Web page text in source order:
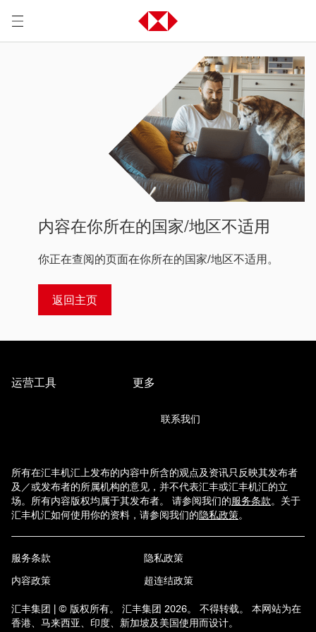
内容在你所在的国家/地区不适用
你正在查阅的页面在你所在的国家/地区不适用。
返回主页
运营工具 更多
联系我们
所有在汇丰机汇上发布的内容中所含的观点及资讯只反映其发布者
及／或发布者的所属机构的意见，并不代表汇丰或汇丰机汇的立
场。所有内容版权均属于其发布者。 请参阅我们的服务条款。 关于
汇丰机汇如何使用你的资料，请参阅我们的隐私政策。
服务条款
隐私政策
内容政策
超连结政策
汇丰集团 | © 版权所有。 汇丰集团 2026。 不得转载。 本网站为在
香港、马来西亚、印度、新加坡及美国使用而设计。